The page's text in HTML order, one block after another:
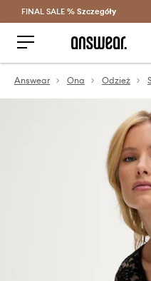
Oszczędzaj
FINAL SALE % Szczegóły
Answear Ona Odzież